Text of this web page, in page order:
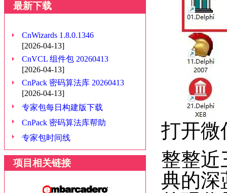
最新下载
CnWizards 1.8.0.1346
[2026-04-13]
CnVCL 组件包 20260413
[2026-04-13]
CnPack 密码算法库 20260413
[2026-04-13]
专家包每日构建版下载
CnPack 密码算法库帮助
专家包时间线
项目相关链接
打开微
整整近
典的深